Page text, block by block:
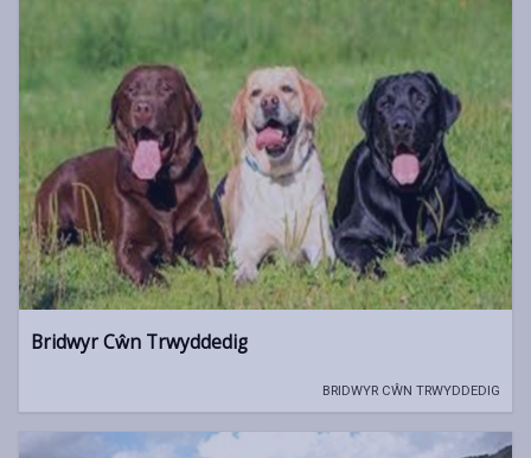
Bridwyr Cŵn Trwyddedig
BRIDWYR CŴN TRWYDDEDIG